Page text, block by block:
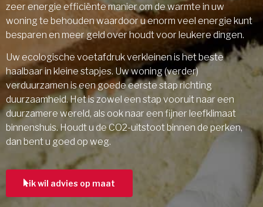
zeer energie efficiënte manier om de warmte in uw
woning te behouden waardoor u enorm veel energie kunt
besparen en meer geld over houdt voor leukere dingen.
Uw ecologische voetafdruk verkleinen is het beste
haalbaar in kleine stapjes. Uw woning (verder)
verduurzamen is een goede eerste stap richting
duurzaamheid. Het is zowel een stap vooruit naar een
duurzamere wereld, als ook naar een fijner leefklimaat
binnenshuis. Houdt u de CO2-uitstoot binnen de perken,
dan bent u goed op weg.
ik wil advies op maat